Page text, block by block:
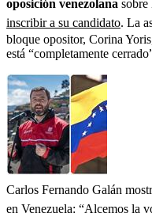
oposición venezolana sobre
inscribir a su candidato. La
bloque opositor, Corina
está “completamente
Carlos Fernando Galán
en Venezuela: “Alcemos la